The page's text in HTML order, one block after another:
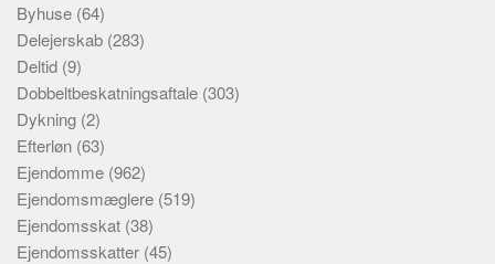
Byhuse (64)
Delejerskab (283)
Deltid (9)
Dobbeltbeskatningsaftale (303)
Dykning (2)
Efterløn (63)
Ejendomme (962)
Ejendomsmæglere (519)
Ejendomsskat (38)
Ejendomsskatter (45)